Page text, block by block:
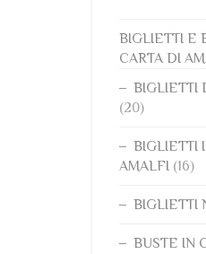
BIGLIETTI E
CARTA DI
BIGLIETTI
(20)
BIGLIETTI
AMALFI (16)
BIGLIETTI
BUSTE IN